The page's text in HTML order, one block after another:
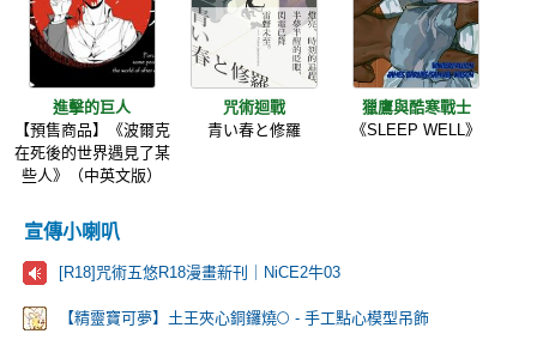
進擊的巨人
【預售商品】《波爾克
在死後的世界遇見了某
些人》（中英文版）
咒術迴戰
青い春と修羅
獵鷹與酷寒戰士
《SLEEP WELL》
宣傳小喇叭
[R18]咒術五悠R18漫畫新刊｜NiCE2牛03
【精靈寶可夢】土王夾心銅鑼燒🌕 - 手工點心模型吊飾